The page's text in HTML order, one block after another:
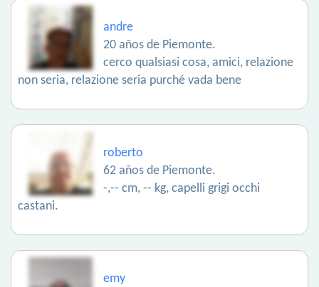
andre
20 años de Piemonte.
cerco qualsiasi cosa, amici, relazione
non seria, relazione seria purché vada bene
roberto
62 años de Piemonte.
-,-- cm, -- kg, capelli grigi occhi
castani.
emy